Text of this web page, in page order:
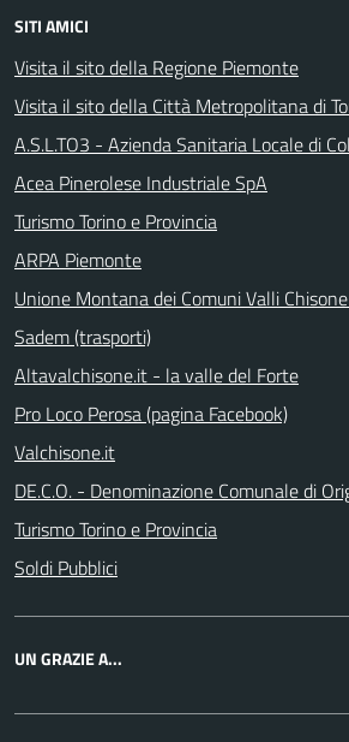
SITI AMICI
Visita il sito della Regione Piemonte
Visita il sito della Città Metropolitana di
A.S.L.TO3 - Azienda Sanitaria Locale di
Acea Pinerolese Industriale SpA
Turismo Torino e Provincia
ARPA Piemonte
Unione Montana dei Comuni Valli
Sadem (trasporti)
Altavalchisone.it - la valle del Forte
Pro Loco Perosa (pagina Facebook)
Valchisone.it
DE.C.O. - Denominazione Comunale di
Turismo Torino e Provincia
Soldi Pubblici
UN GRAZIE A...